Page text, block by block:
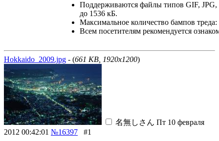
Поддерживаются файлы типов GIF, JPG,
до 1536 кБ.
Максимальное количество бампов треда:
Всем посетителям рекомендуется
Hokkaido_2009.jpg - (661 KB, 1920x1200)
名無しさん Пт 10 февраля
2012 00:42:01 №16397
#1